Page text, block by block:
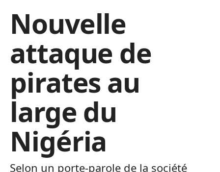
Nouvelle
attaque de
pirates au
large du
Nigéria
Selon un porte-parole de la société